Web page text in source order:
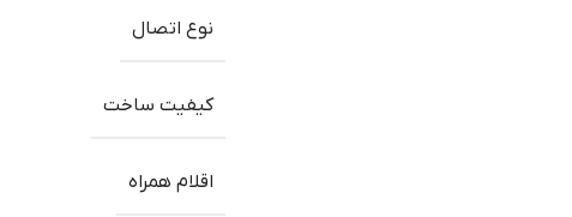
نوع اتصال
کیفیت ساخت
اقلام همراه